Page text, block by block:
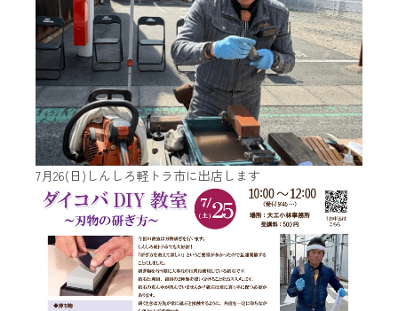
7月26(日)しんしろ軽トラ市に出店します